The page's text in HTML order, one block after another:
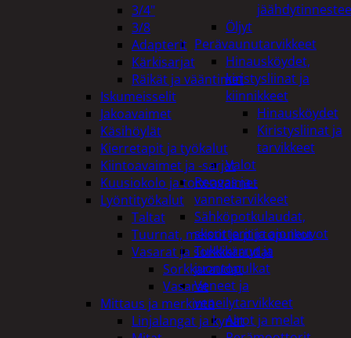
Öljyt
Perävaunutarvikkeet
Hinausköydet,
kiristysliinat ja
kiinnikkeet
Hinausköydet
Kiristysliinat ja
tarvikkeet
Valot
Rengas ja -
vannetarvikkeet
Sähköpotkulaudat,
skootterit ja ajoneuvot
Tukkikärryt ja
juontopulkat
Veneet ja
veneilytarvikkeet
Airot ja melat
3/4"
3/8
Adapterit
Kärkisarjat
Räikät ja vääntimet
Iskumeisselit
Jakoavaimet
Käsihöylät
Kierretapit ja työkalut
Kiintoavaimet ja -sarjat
Kuusiokolo ja torx-avaimet
Lyöntityökalut
Taltat
Tuurnat, meistit ja piirtopuikot
Vasarat ja sorkkaraudat
Sorkkaraudat
Vasarat
Mittaus ja merkintä
Linjalangat ja kynät